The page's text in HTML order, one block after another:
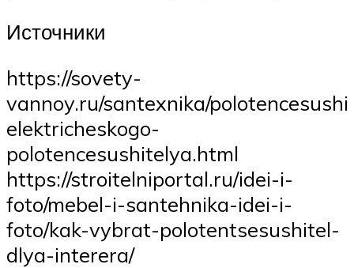
Источники
https://sovety-
vannoy.ru/santexnika/
elektricheskogo-
polotencesushitelya.html
https://stroitelniportal.ru/idei-i-
foto/mebel-i-santehnika-idei-i-
foto/kak-vybrat-polotentsesushitel-
dlya-interera/